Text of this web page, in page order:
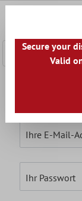
Ihre E-Mail-
Ihr Passwort
Secure your
Valid